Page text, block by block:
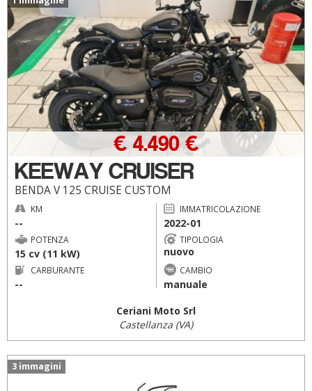
KEEWAY CRUISER
BENDA V 125 CRUISE CUSTOM
€ 4.490 €
KM
--
IMMATRICOLAZIONE
2022-01
POTENZA
15 cv (11 kW)
TIPOLOGIA
nuovo
CARBURANTE
--
CAMBIO
manuale
Ceriani Moto Srl
Castellanza (VA)
3 immagini